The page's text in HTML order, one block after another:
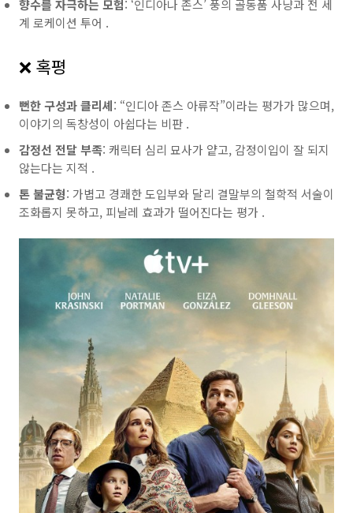
향수를 자극하는 모험: ‘인디아나 존스’ 풍의 골동품 사냥과 전 세
계 로케이션 투어 .
❌ 혹평
뻔한 구성과 클리셰: “인디아 존스 아류작”이라는 평가가 많으며,
이야기의 독창성이 아쉽다는 비판 .
감정선 전달 부족: 캐릭터 심리 묘사가 얕고, 감정이입이 잘 되지
않는다는 지적 .
톤 불균형: 가볍고 경쾌한 도입부와 달리 결말부의 철학적 서술이
조화롭지 못하고, 피날레 효과가 떨어진다는 평가 .